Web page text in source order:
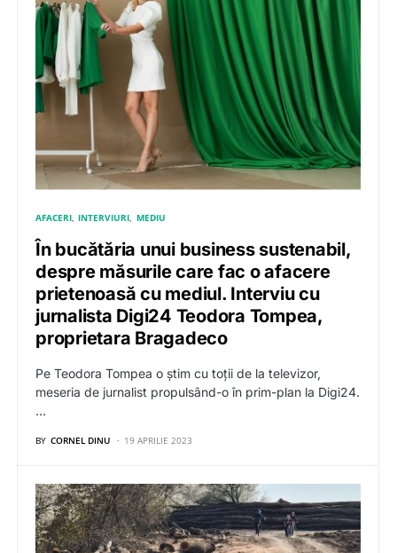
AFACERI INTERVIURI MEDIU
În bucătăria unui business sustenabil,
despre măsurile care fac o afacere
prietenoasă cu mediul. Interviu cu
jurnalista Digi24 Teodora Tompea,
proprietara Bragadeco
Pe Teodora Tompea o știm cu toții de la televizor,
meseria de jurnalist propulsând-o în prim-plan la Digi24.
…
BY CORNEL DINU 19 APRILIE 2023